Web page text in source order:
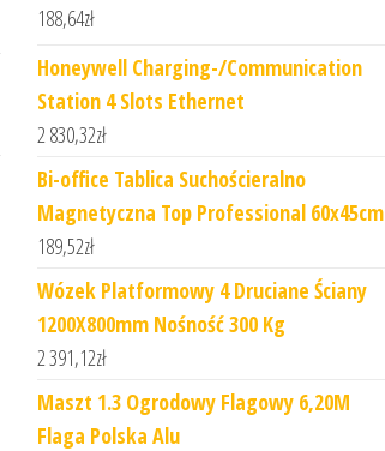
188,64zł
Honeywell Charging-/Communication
Station 4 Slots Ethernet
2 830,32zł
Bi-office Tablica Suchościeralno
Magnetyczna Top Professional 60x45cm
189,52zł
Wózek Platformowy 4 Druciane Ściany
1200X800mm Nośność 300 Kg
2 391,12zł
Maszt 1.3 Ogrodowy Flagowy 6,20M
Flaga Polska Alu